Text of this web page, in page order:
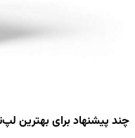
چند پیشنهاد برای بهترین